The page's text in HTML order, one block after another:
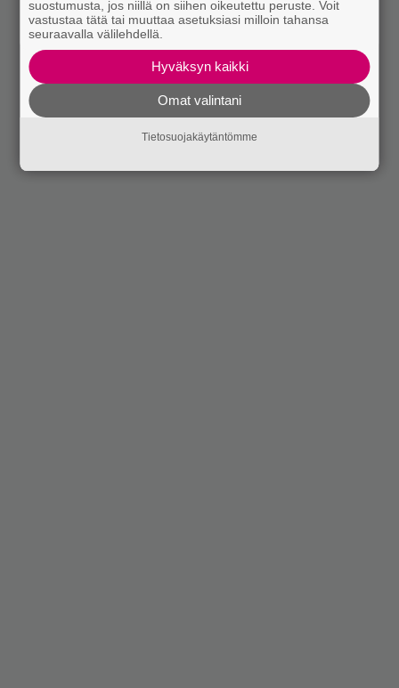
suostumusta, jos niillä on siihen oikeutettu peruste. Voit
vastustaa tätä tai muuttaa asetuksiasi milloin tahansa
seuraavalla välilehdellä.
Hyväksyn kaikki
Omat valintani
Tietosuojakäytäntömme